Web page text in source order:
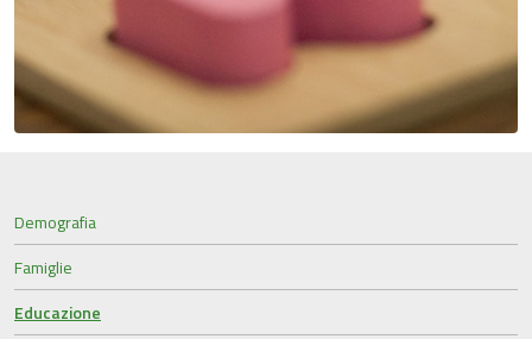
Demografia
Famiglie
Educazione